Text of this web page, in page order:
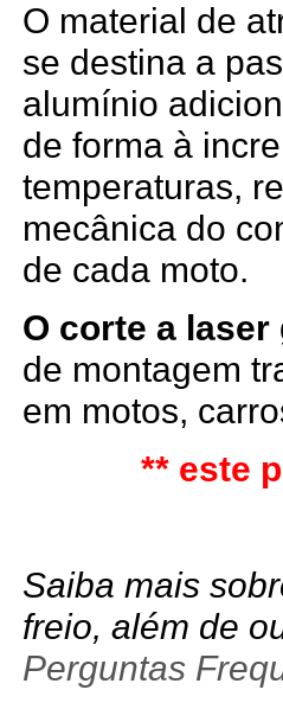
O material de
se destina a
alumínio
de forma à
temperaturas,
mecânica do
de cada moto.
O corte a laser
de montagem
em motos,
** este
Saiba mais
freio, além de
Perguntas